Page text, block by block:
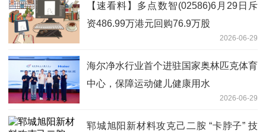
【速看料】多点数智(02586)6月29日斥
资486.99万港元回购76.9万股
2026-06-29
海尔净水行业首个进驻国家奥林匹克体育
中心，保障运动健儿健康用水
2026-06-29
郓城旭阳新材料攻克己二胺 “卡脖子” 技